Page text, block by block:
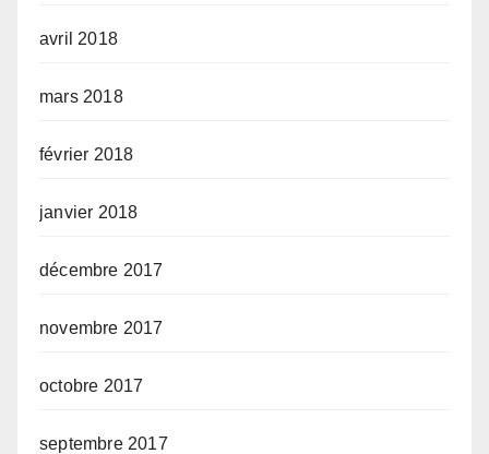
avril 2018
mars 2018
février 2018
janvier 2018
décembre 2017
novembre 2017
octobre 2017
septembre 2017